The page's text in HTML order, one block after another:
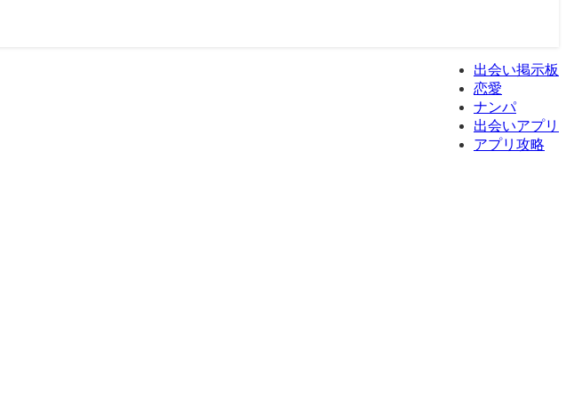
出会い掲示板
恋愛
ナンパ
出会いアプリ
アプリ攻略